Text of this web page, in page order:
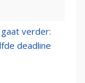
verder:
deadline